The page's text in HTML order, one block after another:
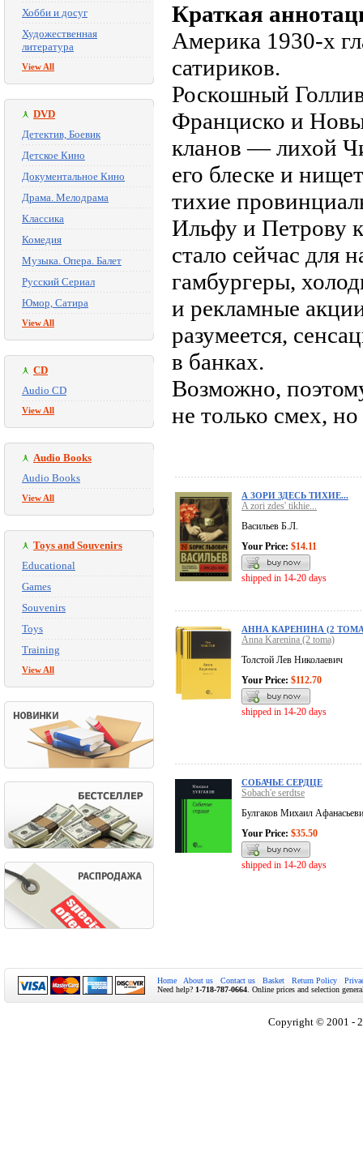
Хобби и досуг
Художественная
литература
View All
DVD
Детектив, Боевик
Детское Кино
Документальное Кино
Драма. Мелодрама
Классика
Комедия
Музыка. Опера. Балет
Русский Сериал
Юмор, Сатира
View All
CD
Audio CD
View All
Audio Books
Audio Books
View All
Toys and Souvenirs
Educational
Games
Souvenirs
Toys
Training
View All
Краткая
Америка 1930-х
сатириков.
Роскошный
Франциско и
кланов — лихой
его блеске и
тихие
Ильфу и Петрову
стало сейчас
гамбургеры,
и рекламные
разумеется,
в банках.
Возможно,
не только смех,
А ЗОРИ ЗДЕСЬ ТИХИЕ...
A zori zdes' tikhie...
Васильев Б.Л.
Your Price: $14.11
shipped in 14-20 days
АННА КАРЕНИНА (2
Anna Karenina (2 toma)
Толстой Лев Николаевич
Your Price: $112.70
shipped in 14-20 days
СОБАЧЬЕ СЕРДЦЕ
Sobach'e serdtse
Булгаков Михаил
Your Price: $35.50
shipped in 14-20 days
Home About us Contact us Basket Return Policy
Need help? 1-718-787-0664 . Online prices and selection
Copyright © 2001 -